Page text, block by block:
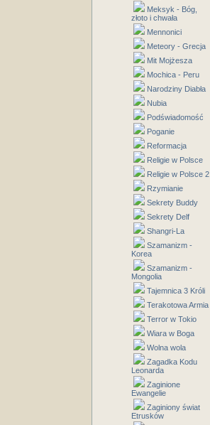
Meksyk - Bóg,
złoto i chwała
Mennonici
Meteory - Grecja
Mit Mojżesza
Mochica - Peru
Narodziny Diabła
Nubia
Podświadomość
Poganie
Reformacja
Religie w Polsce
Religie w Polsce 2
Rzymianie
Sekrety Buddy
Sekrety Delf
Shangri-La
Szamanizm -
Korea
Szamanizm -
Mongolia
Tajemnica 3 Króli
Terakotowa Armia
Terror w Tokio
Wiara w Boga
Wolna wola
Zagadka Kodu
Leonarda
Zaginione
Ewangelie
Zaginiony świat
Etrusków